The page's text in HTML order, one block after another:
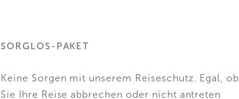
SORGLOS-PAKET
Keine Sorgen mit unserem Reiseschutz. Egal, ob
Sie Ihre Reise abbrechen oder nicht antreten